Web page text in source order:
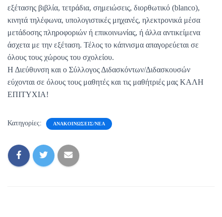
εξέτασης βιβλία, τετράδια, σημειώσεις, διορθωτικό (blanco),
κινητά τηλέφωνα, υπολογιστικές μηχανές, ηλεκτρονικά μέσα
μετάδοσης πληροφοριών ή επικοινωνίας, ή άλλα αντικείμενα
άσχετα με την εξέταση. Τέλος το κάπνισμα απαγορεύεται σε
όλους τους χώρους του σχολείου.
Η Διεύθυνση και ο Σύλλογος Διδασκόντων/Διδασκουσών
εύχονται σε όλους τους μαθητές και τις μαθήτριές μας ΚΑΛΗ
ΕΠΙΤΥΧΙΑ!
Κατηγορίες: ΑΝΑΚΟΙΝΏΣΕΙΣ/ΝΈΑ